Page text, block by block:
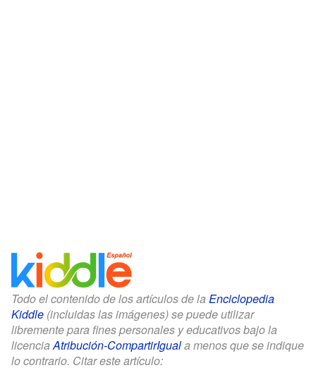
Todo el contenido de los artículos de la Enciclopedia
Kiddle (incluidas las imágenes) se puede utilizar
libremente para fines personales y educativos bajo la
licencia Atribución-CompartirIguala menos que se indique
lo contrario. Citar este artículo: